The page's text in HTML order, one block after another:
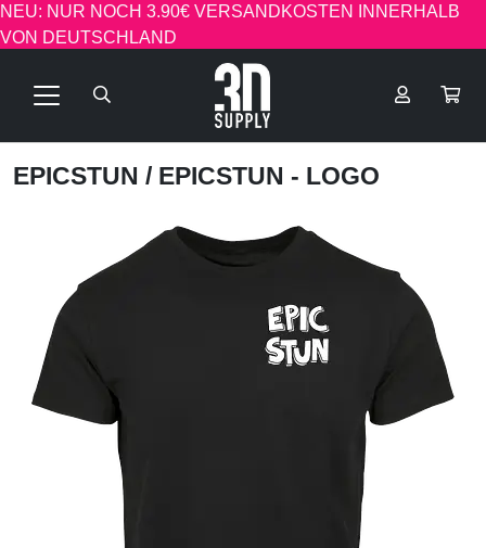
NEU: NUR NOCH 3.90€ VERSANDKOSTEN INNERHALB
VON DEUTSCHLAND
EPICSTUN / EPICSTUN - LOGO